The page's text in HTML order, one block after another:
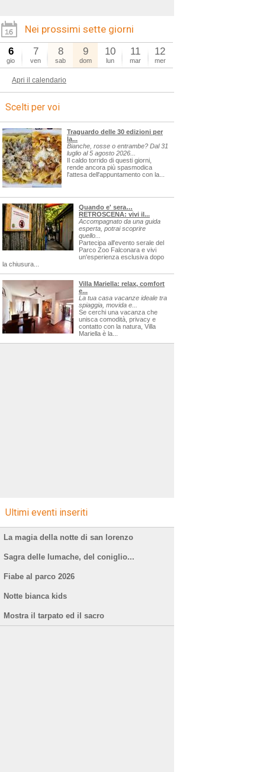
Nei prossimi sette giorni
6
gio
7
ven
8
sab
9
dom
10
lun
11
mar
12
mer
Apri il calendario
Scelti per voi
Traguardo delle 30 edizioni per
la...
Bianche, rosse o entrambe? Dal 31
luglio al 5 agosto 2026...
Il caldo torrido di questi giorni,
rende ancora più spasmodica
l'attesa dell'appuntamento con la...
Quando e' sera…
RETROSCENA: vivi il...
Accompagnato da una guida
esperta, potrai scoprire
quello...
Partecipa all'evento serale del
Parco Zoo Falconara e vivi
un'esperienza esclusiva dopo
la chiusura...
Villa Mariella: relax, comfort
e...
La tua casa vacanze ideale tra
spiaggia, movida e...
Se cerchi una vacanza che
unisca comodità, privacy e
contatto con la natura, Villa
Mariella è la...
Ultimi eventi inseriti
La magia della notte di san lorenzo
Sagra delle lumache, del coniglio...
Fiabe al parco 2026
Notte bianca kids
Mostra il tarpato ed il sacro